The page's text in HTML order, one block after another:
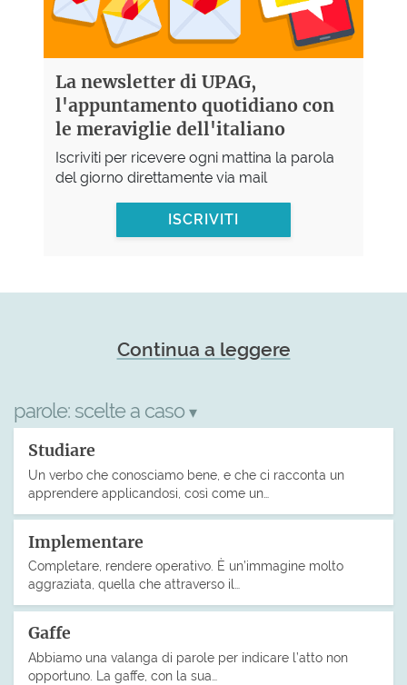
La newsletter di UPAG,
l'appuntamento quotidiano con
le meraviglie dell'italiano
Iscriviti per ricevere ogni mattina la parola
del giorno direttamente via mail
ISCRIVITI
Continua a leggere
parole: scelte a caso ▾
Studiare
Un verbo che conosciamo bene, e che ci racconta un
apprendere applicandosi, così come un…
Implementare
Completare, rendere operativo. È un’immagine molto
aggraziata, quella che attraverso il…
Gaffe
Abbiamo una valanga di parole per indicare l’atto non
opportuno. La gaffe, con la sua…